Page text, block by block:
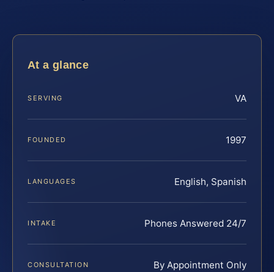
At a glance
SERVING VA
FOUNDED 1997
LANGUAGES English, Spanish
INTAKE Phones Answered 24/7
CONSULTATION By Appointment Only